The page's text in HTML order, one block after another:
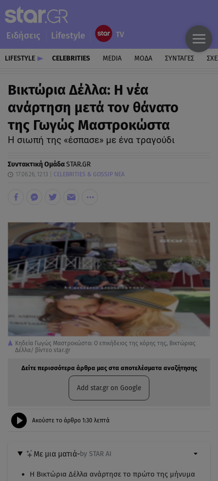
Ειδήσεις Lifestyle
LIFESTYLE CELEBRITIES MEDIA ΜΟΔΑ ΣΥΝΤΑΓΕΣ
Βικτώρια Δέλλα: Η νέα
ανάρτηση μετά τον θάνατο
της Γωγώς Μαστροκώστα
Η σιωπή της «έσπασε» με ένα τραγούδι
Συντακτική ΟμάδαSTAR.GR
17.06.26, 12:13 CELEBRITIES & GOSSIP ΝΕΑ
Κηδεία Γωγώς Μαστροκώστα: O επικήδειος της κόρης της, Βικτώριας
Δέλλα/ βίντεο star.gr
Δείτε περισσότερα άρθρα μας στα αποτελέσματα αναζήτησης
Add star.gr on Google
Ακούστε το άρθρο 1:30 λεπτά
Με μια ματιά-by STAR AI
Η Βικτώρια Δέλλα ανάρτησε το πρώτο της μήνυμα